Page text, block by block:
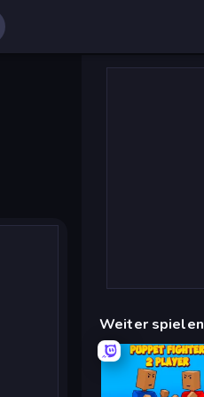
Weiter spielen